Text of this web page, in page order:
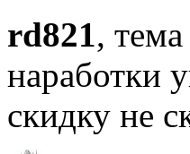
rd821,
наработки
скидку не